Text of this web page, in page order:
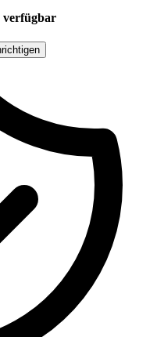
verfügbar